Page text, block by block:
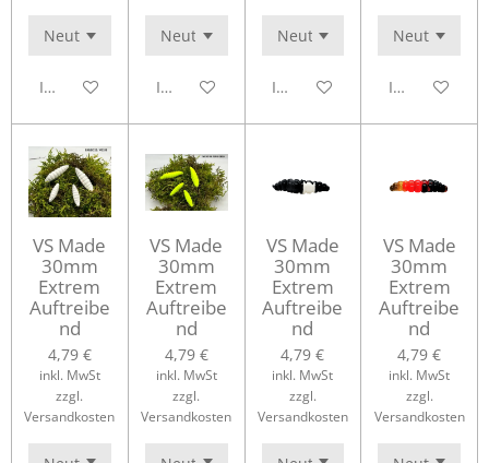
In den WarenkorbIn den WarenkorbIn den WarenkorbIn den
VS Made
30mm
Extrem
Auftreibe
nd
4,79 €
inkl. MwSt
zzgl.
Versandkosten
VS Made
30mm
Extrem
Auftreibe
nd
4,79 €
inkl. MwSt
zzgl.
Versandkosten
VS Made
30mm
Extrem
Auftreibe
nd
4,79 €
inkl. MwSt
zzgl.
Versandkosten
VS Made
30mm
Extrem
Auftreibe
nd
4,79 €
inkl. MwSt
zzgl.
Versandkosten